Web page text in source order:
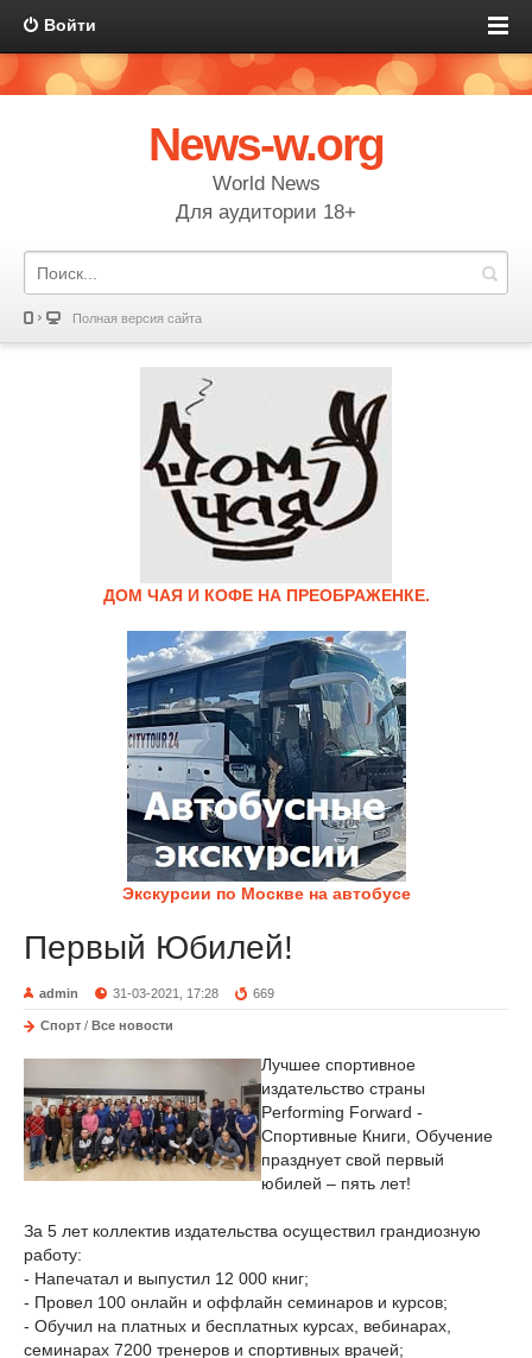
Войти
News-w.org
World News
Для аудитории 18+
Полная версия сайта
ДОМ ЧАЯ И КОФЕ НА ПРЕОБРАЖЕНКЕ.
Экскурсии по Москве на автобусе
Первый Юбилей!
admin 31-03-2021, 17:28 669
Спорт / Все новости
Лучшее спортивное
издательство страны
Performing Forward -
Спортивные Книги, Обучение
празднует свой первый
юбилей – пять лет!
За 5 лет коллектив издательства осуществил грандиозную
работу:
- Напечатал и выпустил 12 000 книг;
- Провел 100 онлайн и оффлайн семинаров и курсов;
- Обучил на платных и бесплатных курсах, вебинарах,
семинарах 7200 тренеров и спортивных врачей;